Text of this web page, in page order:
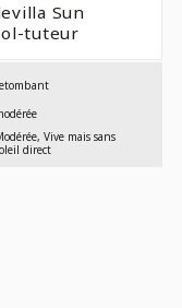
Sun
tuteur
Vive mais sans
direct